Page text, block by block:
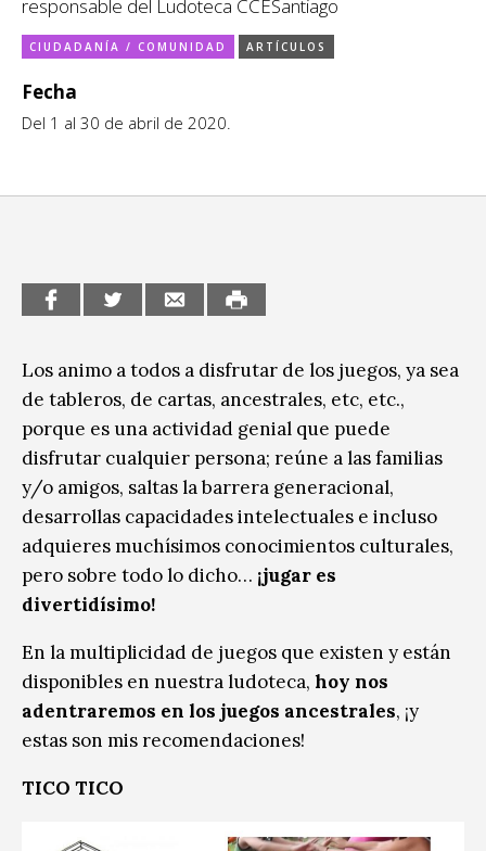
Sitios de interés
Escénicas
Formación
Letras
Patrimonio
responsable del Ludoteca CCESantiago
CIUDADANÍA / COMUNIDAD ARTÍCULOS
Fecha
Del 1 al 30 de abril de 2020.
Los animo a todos a disfrutar de los juegos, ya sea
de tableros, de cartas, ancestrales, etc, etc.,
porque es una actividad genial que puede
disfrutar cualquier persona; reúne a las familias
y/o amigos, saltas la barrera generacional,
desarrollas capacidades intelectuales e incluso
adquieres muchísimos conocimientos culturales,
pero sobre todo lo dicho… ¡jugar es
divertidísimo!
En la multiplicidad de juegos que existen y están
disponibles en nuestra ludoteca, hoy nos
adentraremos en los juegos ancestrales, ¡y
estas son mis recomendaciones!
TICO TICO